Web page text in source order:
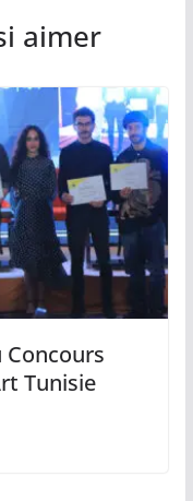
aimer
Tunisie